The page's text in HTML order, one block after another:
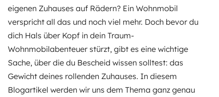
eigenen Zuhauses auf Rädern? Ein Wohnmobil
verspricht all das und noch viel mehr. Doch bevor du
dich Hals über Kopf in dein Traum-
Wohnmobilabenteuer stürzt, gibt es eine wichtige
Sache, über die du Bescheid wissen solltest: das
Gewicht deines rollenden Zuhauses. In diesem
Blogartikel werden wir uns dem Thema ganz genau